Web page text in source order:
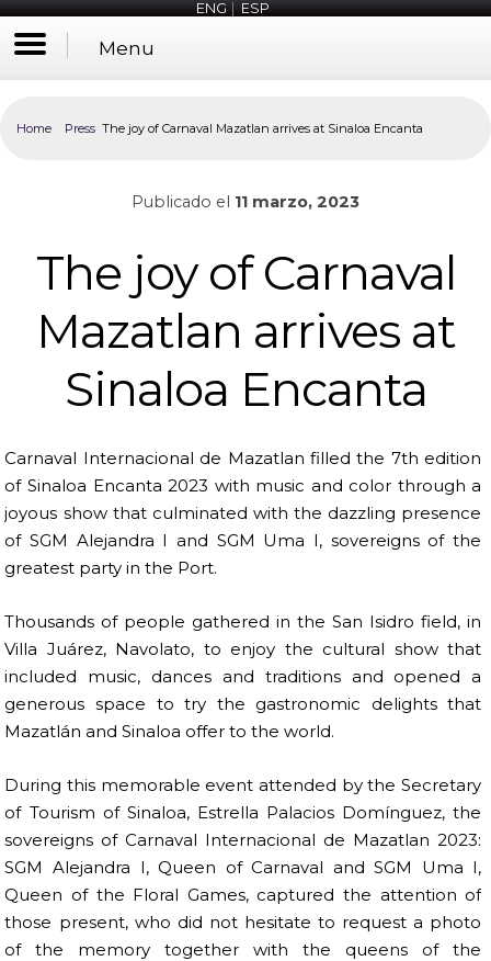
ENG|ESP
Menu
Home Press The joy of Carnaval Mazatlan arrives at Sinaloa Encanta
Publicado el 11 marzo, 2023
The joy of Carnaval
Mazatlan arrives at
Sinaloa Encanta
Carnaval Internacional de Mazatlan filled the 7th edition
of Sinaloa Encanta 2023 with music and color through a
joyous show that culminated with the dazzling presence
of SGM Alejandra I and SGM Uma I, sovereigns of the
greatest party in the Port.
Thousands of people gathered in the San Isidro field, in
Villa Juárez, Navolato, to enjoy the cultural show that
included music, dances and traditions and opened a
generous space to try the gastronomic delights that
Mazatlán and Sinaloa offer to the world.
During this memorable event attended by the Secretary
of Tourism of Sinaloa, Estrella Palacios Domínguez, the
sovereigns of Carnaval Internacional de Mazatlan 2023:
SGM Alejandra I, Queen of Carnaval and SGM Uma I,
Queen of the Floral Games, captured the attention of
those present, who did not hesitate to request a photo
of the memory together with the queens of the